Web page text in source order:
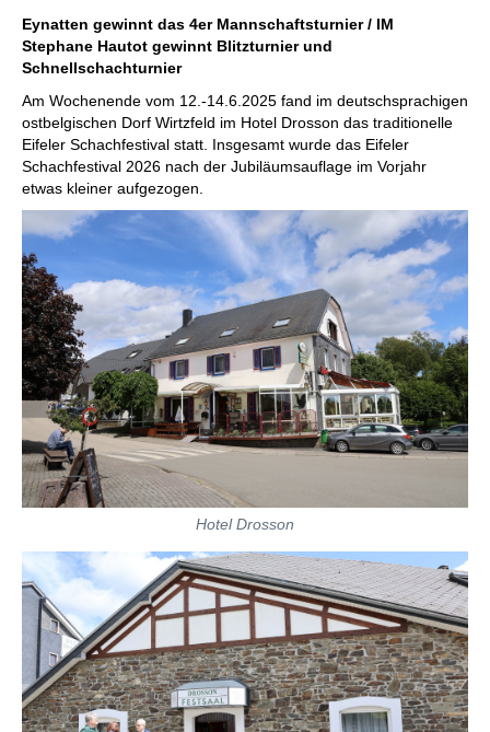
Eynatten gewinnt das 4er Mannschaftsturnier / IM
Stephane Hautot gewinnt Blitzturnier und
Schnellschachturnier
Am Wochenende vom 12.-14.6.2025 fand im deutschsprachigen
ostbelgischen Dorf Wirtzfeld im Hotel Drosson das traditionelle
Eifeler Schachfestival statt. Insgesamt wurde das Eifeler
Schachfestival 2026 nach der Jubiläumsauflage im Vorjahr
etwas kleiner aufgezogen.
Hotel Drosson